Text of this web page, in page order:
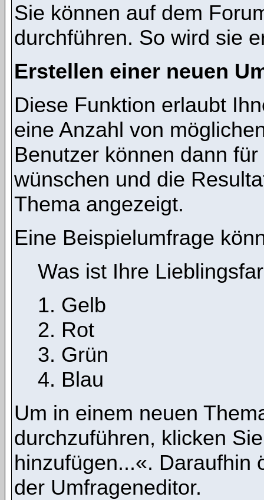
Sie können auf dem
durchführen. So wird sie
Erstellen einer neuen
Diese Funktion erlaubt
eine Anzahl von
Benutzer können dann
wünschen und die
Thema angezeigt.
Eine Beispielumfrage
Was ist Ihre
Gelb
Rot
Grün
Blau
Um in einem neuen
durchzuführen, klicken
hinzufügen...«. Daraufhin
der Umfrageneditor.